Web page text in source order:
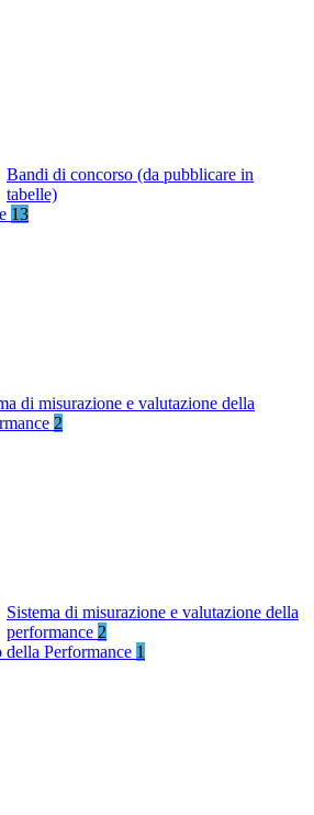
Bandi di concorso (da pubblicare in
tabelle)
13
di misurazione e valutazione della
2
Sistema di misurazione e valutazione della
performance 2
della Performance 1